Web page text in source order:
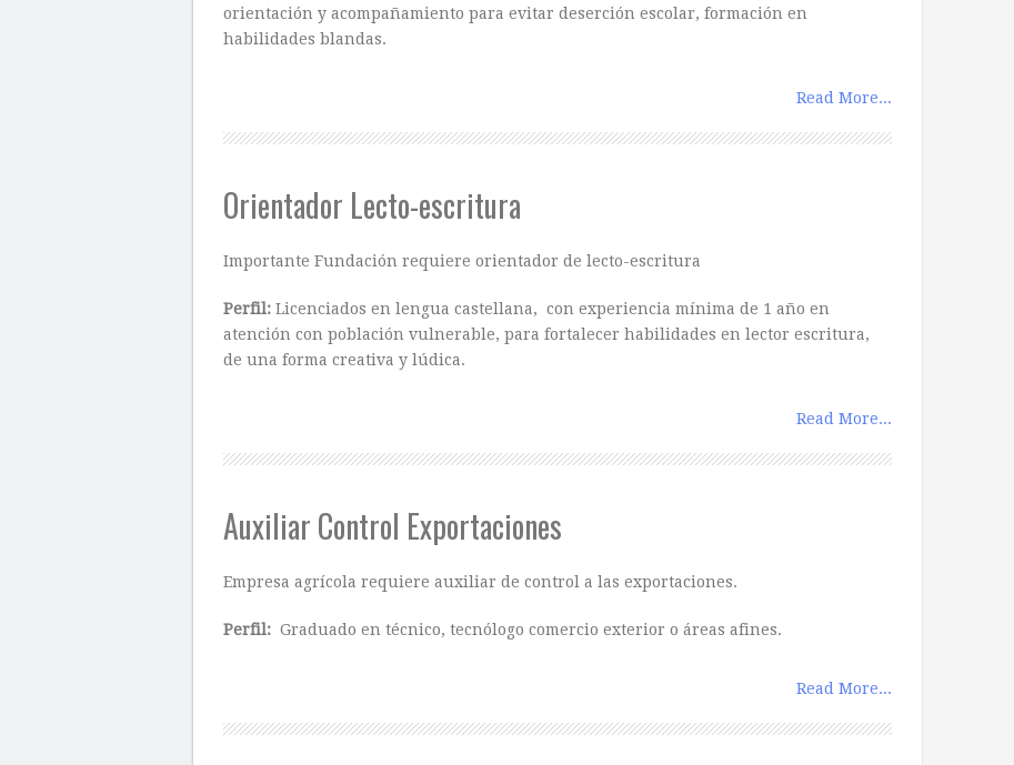
orientación y acompañamiento para evitar deserción escolar, formación en
habilidades blandas.
Read More...
Orientador Lecto-escritura
Importante Fundación requiere orientador de lecto-escritura
Perfil: Licenciados en lengua castellana, con experiencia mínima de 1 año en
atención con población vulnerable, para fortalecer habilidades en lector escritura,
de una forma creativa y lúdica.
Read More...
Auxiliar Control Exportaciones
Empresa agrícola requiere auxiliar de control a las exportaciones.
Perfil: Graduado en técnico, tecnólogo comercio exterior o áreas afines.
Read More...